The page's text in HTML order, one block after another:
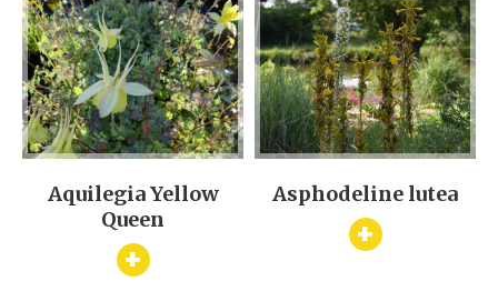
Aquilegia Yellow
Queen
+
Asphodeline lutea
+